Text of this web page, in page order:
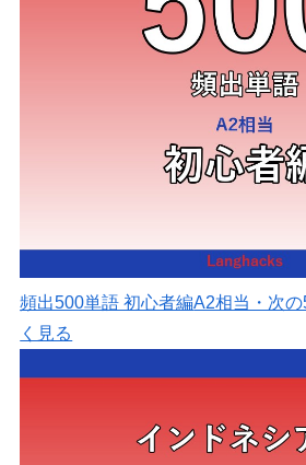
頻出500単語 初心者編A2相当・次
く見る